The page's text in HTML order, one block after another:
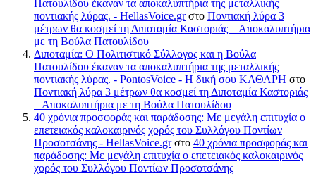
Πατουλίδου έκαναν τα αποκαλυπτήρια της μεταλλικής
ποντιακής λύρας. - HellasVoice.grστο Ποντιακή λύρα 3
μέτρων θα κοσμεί τη Διποταμία Καστοριάς – Αποκαλυπτήρια
με τη Βούλα Πατουλίδου
Διποταμία: Ο Πολιτιστικό Σύλλογος και η Βούλα
Πατουλίδου έκαναν τα αποκαλυπτήρια της μεταλλικής
ποντιακής λύρας. - PontosVoice - H δική σου ΚΑΘΑΡΗ στο
Ποντιακή λύρα 3 μέτρων θα κοσμεί τη Διποταμία Καστοριάς
– Αποκαλυπτήρια με τη Βούλα Πατουλίδου
40 χρόνια προσφοράς και παράδοσης: Με μεγάλη επιτυχία ο
επετειακός καλοκαιρινός χορός του Συλλόγου Ποντίων
Προσοτσάνης - HellasVoice.grστο 40 χρόνια προσφοράς και
παράδοσης: Με μεγάλη επιτυχία ο επετειακός καλοκαιρινός
χορός του Συλλόγου Ποντίων Προσοτσάνης